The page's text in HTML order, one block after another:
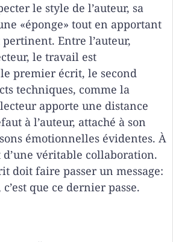
le style de l’auteur, sa
«éponge» tout en apportant
Entre l’auteur,
le travail est
premier écrit, le second
techniques, comme la
apporte une distance
à l’auteur, attaché à son
émotionnelles évidentes. À
d’une véritable collaboration.
doit faire passer un message:
que ce dernier passe.